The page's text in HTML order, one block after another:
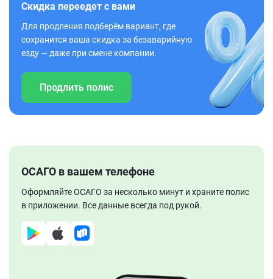
Скидка переедет с вами
Для продления подберём вариант, где
сохранится ваша скидка за безаварийную
езду — даже при смене компании.
Продлить полис
ОСАГО в вашем телефоне
Оформляйте ОСАГО за несколько минут и храните полис
в приложении. Все данные всегда под рукой.